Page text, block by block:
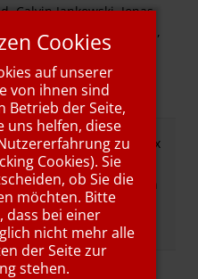
Calvin Jankowski, Jonas
Spielertrainer Jan Birkholz,
Michael Aulbach,
Leiter Domi Beeger
Tommy Weidner, Felix
Manuel Jeßberger,
Christian Heim, Kevin
Roos, Jürgen Beeger,
Cookies
auf unserer
von ihnen sind
Betrieb der Seite,
uns helfen, diese
zu
Cookies). Sie
ob Sie die
möchten. Bitte
dass bei einer
nicht mehr alle
der Seite zur
stehen.